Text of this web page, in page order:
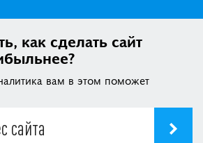
как сделать сайт
вам в этом поможет